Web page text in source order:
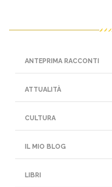
ANTEPRIMA RACCONTI
ATTUALITÀ
CULTURA
IL MIO BLOG
LIBRI